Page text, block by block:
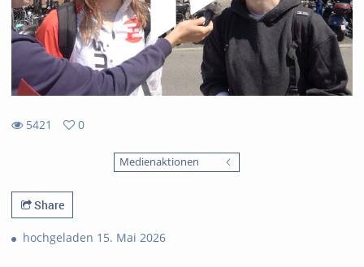
5421
0
Medienaktionen
Share
hochgeladen 15. Mai 2026